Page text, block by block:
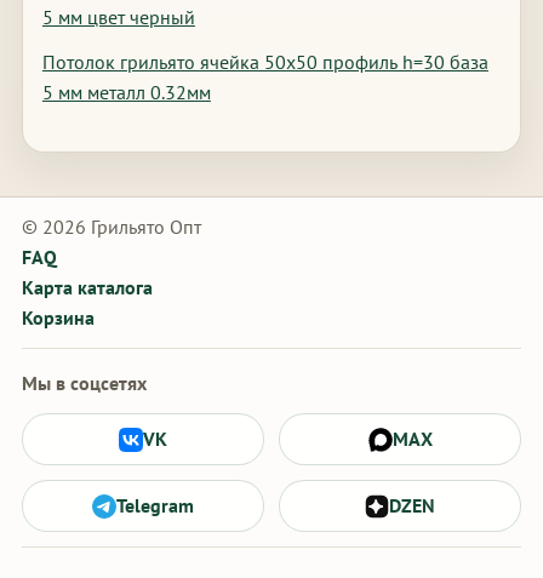
5 мм цвет черный
Потолок грильято ячейка 50х50 профиль h=30 база
5 мм металл 0.32мм
© 2026 Грильято Опт
FAQ
Карта каталога
Корзина
Мы в соцсетях
VK MAX
Telegram DZEN